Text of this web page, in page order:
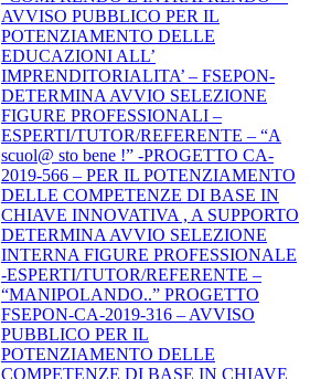
AVVISO PUBBLICO PER IL
POTENZIAMENTO DELLE
EDUCAZIONI ALL’
IMPRENDITORIALITA’ – FSEPON-
DETERMINA AVVIO SELEZIONE
FIGURE PROFESSIONALI –
ESPERTI/TUTOR/REFERENTE – “A
scuol@ sto bene !” -PROGETTO CA-
2019-566 – PER IL POTENZIAMENTO
DELLE COMPETENZE DI BASE IN
CHIAVE INNOVATIVA , A SUPPORTO
DETERMINA AVVIO SELEZIONE
INTERNA FIGURE PROFESSIONALE
-ESPERTI/TUTOR/REFERENTE –
“MANIPOLANDO..” PROGETTO
FSEPON-CA-2019-316 – AVVISO
PUBBLICO PER IL
POTENZIAMENTO DELLE
COMPETENZE DI BASE IN CHIAVE